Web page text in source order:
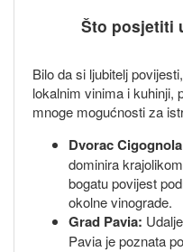
Što posjetiti
Bilo da si ljubitelj
lokalnim vinima i kuhinji,
mnoge mogućnosti za
Dvorac
dominira
bogatu povijest
okolne vinograde.
Grad Pavia:
Pavia je poznata